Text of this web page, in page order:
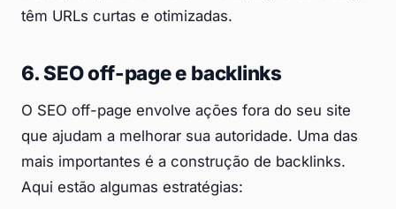
têm URLs curtas e otimizadas.
6. SEO off-page e backlinks
O SEO off-page envolve ações fora do seu site
que ajudam a melhorar sua autoridade. Uma das
mais importantes é a construção de backlinks.
Aqui estão algumas estratégias: